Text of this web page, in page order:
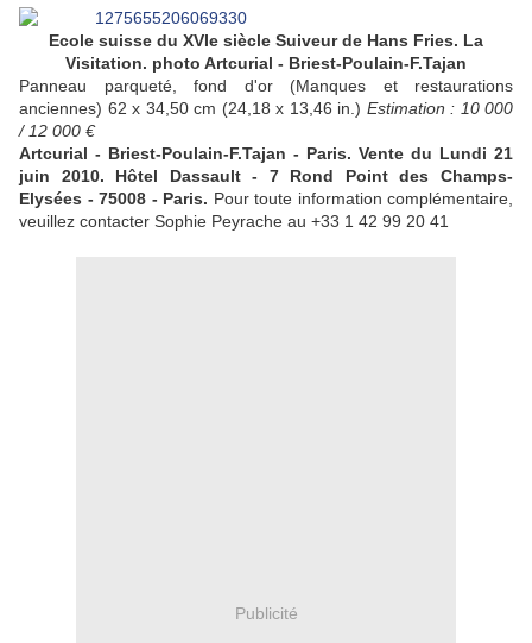
Ecole suisse du XVIe siècle Suiveur de Hans Fries. La
Visitation. photo Artcurial - Briest-Poulain-F.Tajan
Panneau parqueté, fond d'or (Manques et restaurations
anciennes) 62 x 34,50 cm (24,18 x 13,46 in.) Estimation : 10 000
/ 12 000 €
Artcurial - Briest-Poulain-F.Tajan - Paris. Vente du Lundi 21
juin 2010. Hôtel Dassault - 7 Rond Point des Champs-
Elysées - 75008 - Paris. Pour toute information complémentaire,
veuillez contacter Sophie Peyrache au +33 1 42 99 20 41
Publicité